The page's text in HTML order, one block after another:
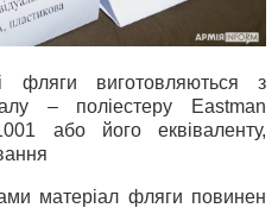
фляги виготовляються з
– поліестеру Eastman
або його еквіваленту,
матеріал фляги повинен